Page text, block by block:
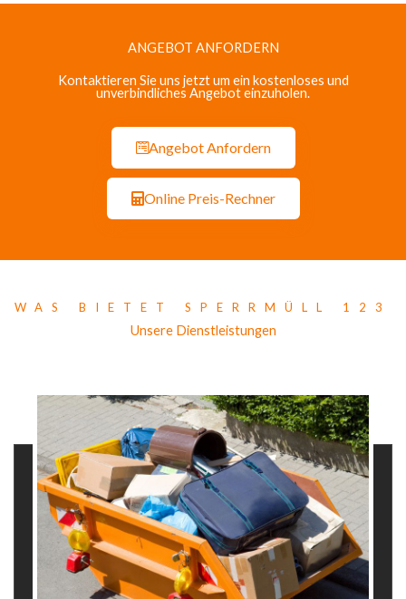
ANGEBOT ANFORDERN
Kontaktieren Sie uns jetzt um ein kostenloses und
unverbindliches Angebot einzuholen.
Angebot Anfordern
Online Preis-Rechner
WAS BIETET SPERRMÜLL 123
Unsere Dienstleistungen